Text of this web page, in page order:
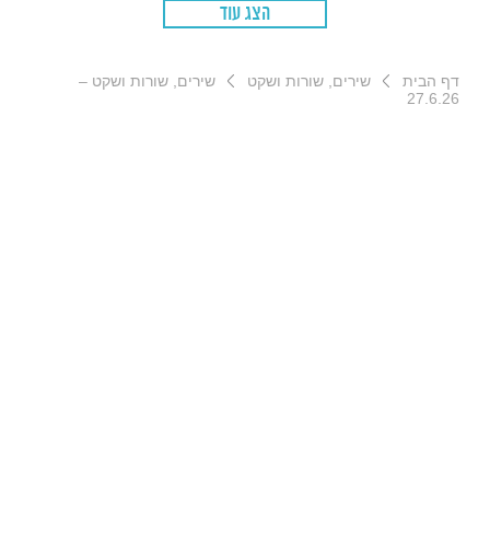
הצג עוד
דף הבית שירים, שורות ושקט
שירים, שורות ושקט –
27.6.26